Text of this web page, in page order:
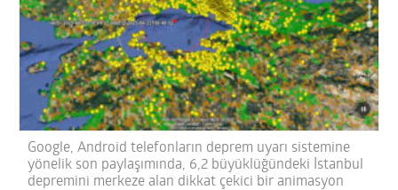
Google, Android telefonların deprem uyarı sistemine
yönelik son paylaşımında, 6,2 büyüklüğündeki İstanbul
depremini merkeze alan dikkat çekici bir animasyon